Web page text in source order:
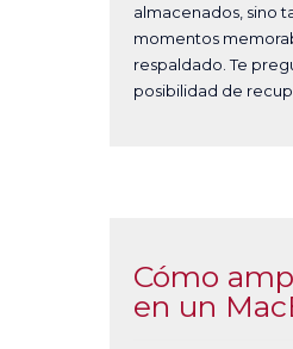
almacenados, sino
momentos
respaldado. Te
posibilidad de
Cómo
en un